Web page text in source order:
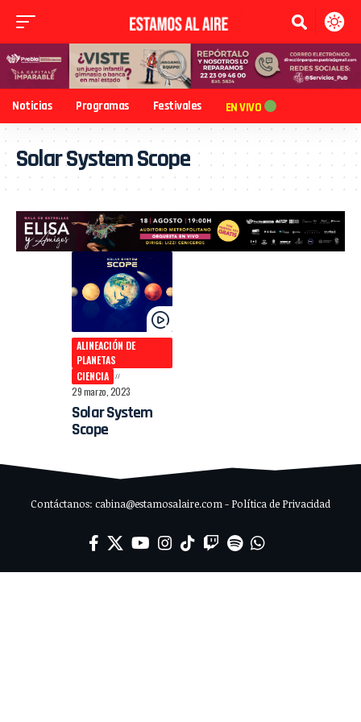
Noticias Programas Festivales EN VIVO
Solar System Scope
ALINEACIÓN DE
PLANETAS
CIENCIA
29 marzo, 2023
Solar System
Scope
Contáctanos: cabina@estamosalaire.com - Política de Privacidad